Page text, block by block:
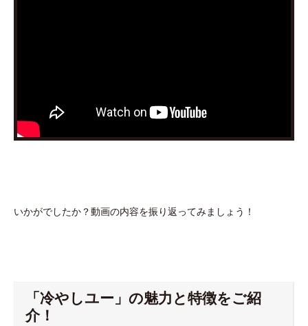
いかがでしたか？動画の内容を振り返ってみましょう！
「冷やしユー」の魅力と特徴をご紹
介！